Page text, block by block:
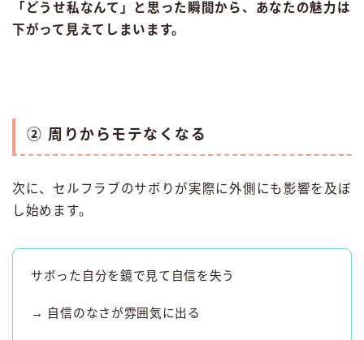
「どうせ私なんて」と思った瞬間から、あなたの魅力は
下がって見えてしまいます。
② 周りからモテなくなる
次に、セルフラブのサボりが実際に外側にも影響を及ぼ
し始めます。
サボった自分を鏡で見て自信を失う
→ 自信のなさが雰囲気に出る